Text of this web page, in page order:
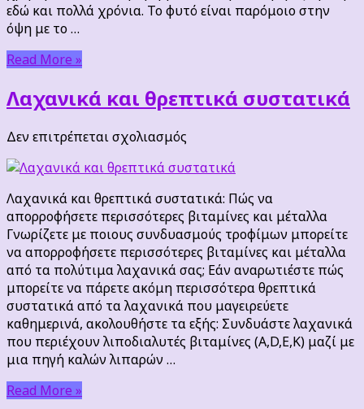
εδώ και πολλά χρόνια. Το φυτό είναι παρόμοιο στην
όψη με το …
Read More »
Λαχανικά και θρεπτικά συστατικά
Δεν επιτρέπεται σχολιασμός
και
θρεπτικά
συστατικά
Λαχανικά και θρεπτικά συστατικά: Πώς να
απορροφήσετε περισσότερες βιταμίνες και μέταλλα
Γνωρίζετε με ποιους συνδυασμούς τροφίμων μπορείτε
να απορροφήσετε περισσότερες βιταμίνες και μέταλλα
από τα πολύτιμα λαχανικά σας; Εάν αναρωτιέστε πώς
μπορείτε να πάρετε ακόμη περισσότερα θρεπτικά
συστατικά από τα λαχανικά που μαγειρεύετε
καθημερινά, ακολουθήστε τα εξής: Συνδυάστε λαχανικά
που περιέχουν λιποδιαλυτές βιταμίνες (A,D,E,K) μαζί με
μια πηγή καλών λιπαρών …
Read More »